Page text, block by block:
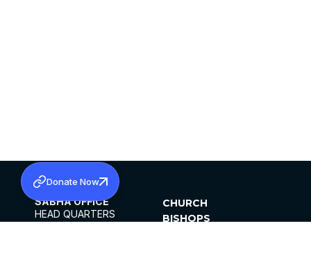
SABHA OFFICE
HEAD QUARTERS
CHURCH
BISHOPS
Donate Now